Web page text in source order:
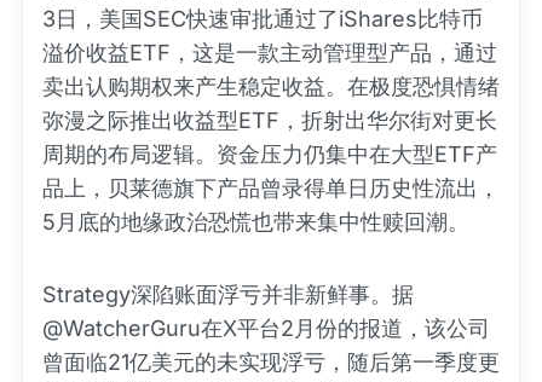
3日，美国SEC快速审批通过了iShares比特币
溢价收益ETF，这是一款主动管理型产品，通过
卖出认购期权来产生稳定收益。在极度恐惧情绪
弥漫之际推出收益型ETF，折射出华尔街对更长
周期的布局逻辑。资金压力仍集中在大型ETF产
品上，贝莱德旗下产品曾录得单日历史性流出，
5月底的地缘政治恐慌也带来集中性赎回潮。
Strategy深陷账面浮亏并非新鲜事。据
@WatcherGuru在X平台2月份的报道，该公司
曾面临21亿美元的未实现浮亏，随后第一季度更